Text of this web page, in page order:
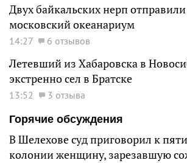
Двух байкальских нерп
московский океанариум
14:27 6 отзывов
Летевший из Хабаровска в
экстренно сел в Братске
13:52
3 отзыва
Горячие обсуждения
В Шелехове суд приговорил к
колонии женщину, зарезавшую